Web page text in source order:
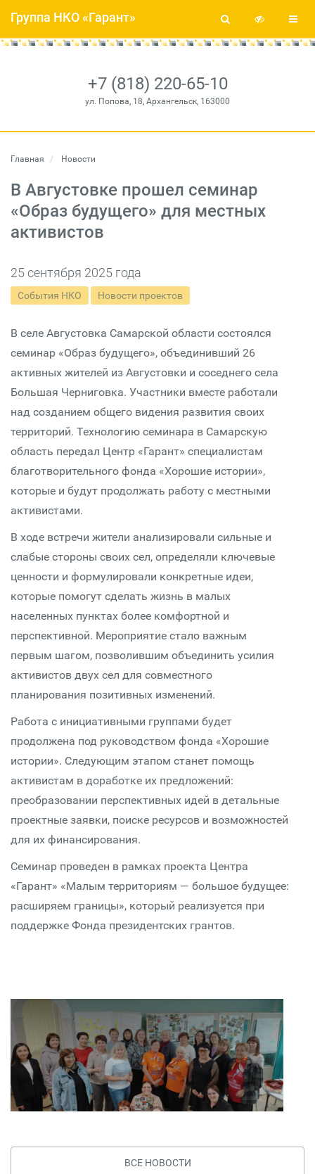
+7 (818) 220-65-10
ул. Попова, 18, Архангельск, 163000
Группа НКО «Гарант»
Главная Новости
В Августовке прошел семинар
«Образ будущего» для местных
активистов
25 сентября 2025 года
События НКО Новости проектов
В селе Августовка Самарской области состоялся
семинар «Образ будущего», объединивший 26
активных жителей из Августовки и соседнего села
Большая Черниговка. Участники вместе работали
над созданием общего видения развития своих
территорий. Технологию семинара в Самарскую
область передал Центр «Гарант» специалистам
благотворительного фонда «Хорошие истории»,
которые и будут продолжать работу с местными
активистами.
В ходе встречи жители анализировали сильные и
слабые стороны своих сел, определяли ключевые
ценности и формулировали конкретные идеи,
которые помогут сделать жизнь в малых
населенных пунктах более комфортной и
перспективной. Мероприятие стало важным
первым шагом, позволившим объединить усилия
активистов двух сел для совместного
планирования позитивных изменений.
Работа с инициативными группами будет
продолжена под руководством фонда «Хорошие
истории». Следующим этапом станет помощь
активистам в доработке их предложений:
преобразовании перспективных идей в детальные
проектные заявки, поиске ресурсов и возможностей
для их финансирования.
Семинар проведен в рамках проекта Центра
«Гарант» «Малым территориям — большое будущее:
расширяем границы», который реализуется при
поддержке Фонда президентских грантов.
ВСЕ НОВОСТИ